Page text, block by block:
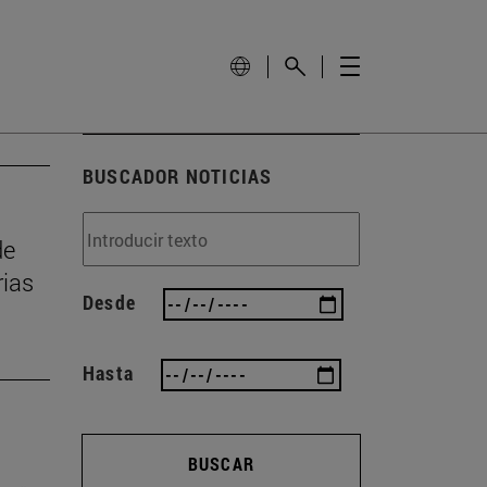
BUSCADOR NOTICIAS
Desde
Hasta
BUSCAR